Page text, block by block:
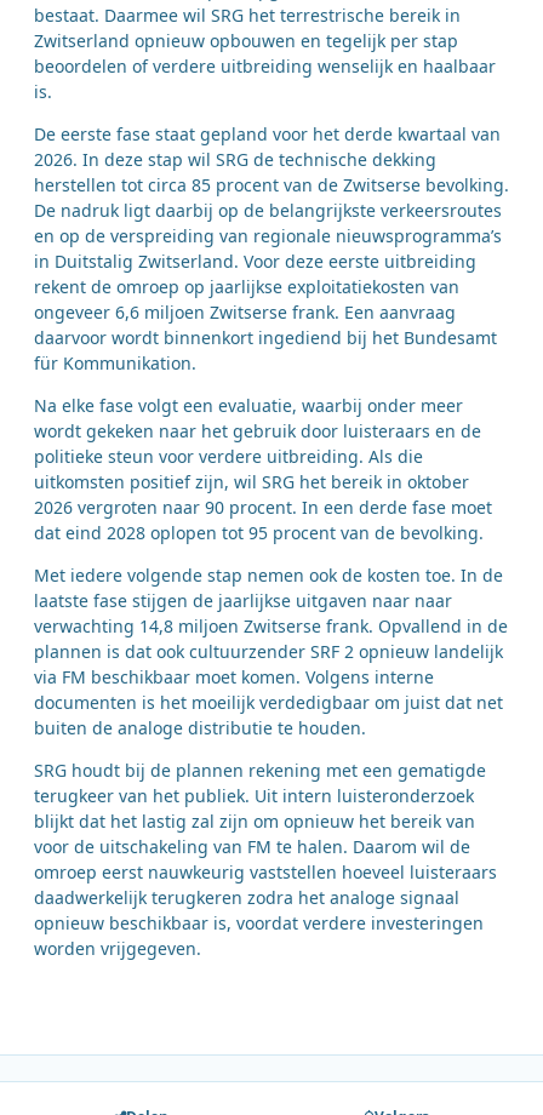
bestaat. Daarmee wil SRG het terrestrische bereik in
Zwitserland opnieuw opbouwen en tegelijk per stap
beoordelen of verdere uitbreiding wenselijk en haalbaar
is.
De eerste fase staat gepland voor het derde kwartaal van
2026. In deze stap wil SRG de technische dekking
herstellen tot circa 85 procent van de Zwitserse bevolking.
De nadruk ligt daarbij op de belangrijkste verkeersroutes
en op de verspreiding van regionale nieuwsprogramma’s
in Duitstalig Zwitserland. Voor deze eerste uitbreiding
rekent de omroep op jaarlijkse exploitatiekosten van
ongeveer 6,6 miljoen Zwitserse frank. Een aanvraag
daarvoor wordt binnenkort ingediend bij het Bundesamt
für Kommunikation.
Na elke fase volgt een evaluatie, waarbij onder meer
wordt gekeken naar het gebruik door luisteraars en de
politieke steun voor verdere uitbreiding. Als die
uitkomsten positief zijn, wil SRG het bereik in oktober
2026 vergroten naar 90 procent. In een derde fase moet
dat eind 2028 oplopen tot 95 procent van de bevolking.
Met iedere volgende stap nemen ook de kosten toe. In de
laatste fase stijgen de jaarlijkse uitgaven naar naar
verwachting 14,8 miljoen Zwitserse frank. Opvallend in de
plannen is dat ook cultuurzender SRF 2 opnieuw landelijk
via FM beschikbaar moet komen. Volgens interne
documenten is het moeilijk verdedigbaar om juist dat net
buiten de analoge distributie te houden.
SRG houdt bij de plannen rekening met een gematigde
terugkeer van het publiek. Uit intern luisteronderzoek
blijkt dat het lastig zal zijn om opnieuw het bereik van
voor de uitschakeling van FM te halen. Daarom wil de
omroep eerst nauwkeurig vaststellen hoeveel luisteraars
daadwerkelijk terugkeren zodra het analoge signaal
opnieuw beschikbaar is, voordat verdere investeringen
worden vrijgegeven.